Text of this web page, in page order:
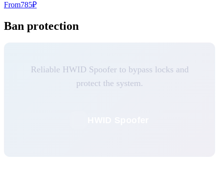
From785₽
Ban protection
Reliable HWID Spoofer to bypass locks and
protect the system.